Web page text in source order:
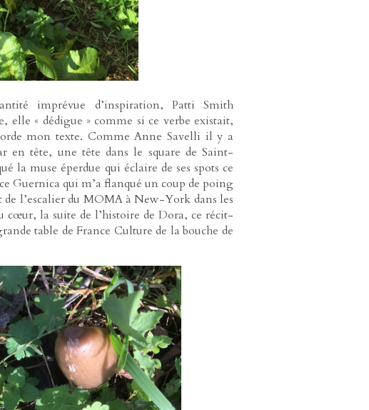
imprévue d’inspiration, Patti Smith
elle « dédigue » comme si ce verbe existait,
mon texte. Comme Anne Savelli il y a
en tête, une tête dans le square de Saint-
la muse éperdue qui éclaire de ses spots ce
Guernica qui m’a flanqué un coup de poing
de l’escalier du MOMA à New-York dans les
cœur, la suite de l’histoire de Dora, ce récit-
table de France Culture de la bouche de